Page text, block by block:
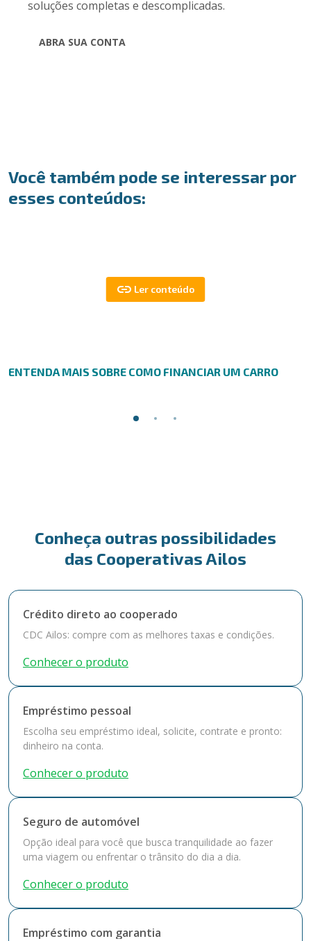
soluções completas e descomplicadas.
ABRA SUA CONTA
Você também pode se interessar por
esses conteúdos:
ENTENDA MAIS SOBRE COMO FINANCIAR UM CARRO
Conheça outras possibilidades
das Cooperativas Ailos
Crédito direto ao cooperado
CDC Ailos: compre com as melhores taxas e condições.
Conhecer o produto
Empréstimo pessoal
Escolha seu empréstimo ideal, solicite, contrate e pronto:
dinheiro na conta.
Conhecer o produto
Seguro de automóvel
Opção ideal para você que busca tranquilidade ao fazer
uma viagem ou enfrentar o trânsito do dia a dia.
Conhecer o produto
Empréstimo com garantia